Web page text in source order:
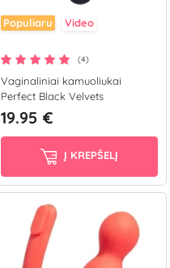
Populiaru Video
(4)
Vaginaliniai kamuoliukai
Perfect Black Velvets
19.95 €
Į KREPŠELĮ